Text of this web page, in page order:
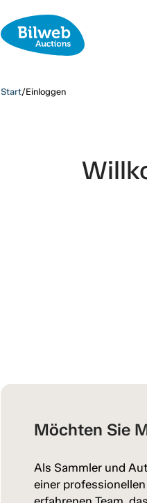
Start/Einloggen
Möchten Sie
Als Sammler und
einer